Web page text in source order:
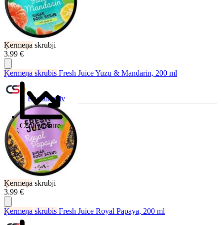
Ķermeņa skrubji
3.99 €
Cenu vēsture
Ķermeņa skrubis Fresh Juice Yuzu & Mandarin, 200 ml
Ksenukai.lv
Ķermeņa skrubji
3.99 €
Ķermeņa skrubis Fresh Juice Royal Papaya, 200 ml